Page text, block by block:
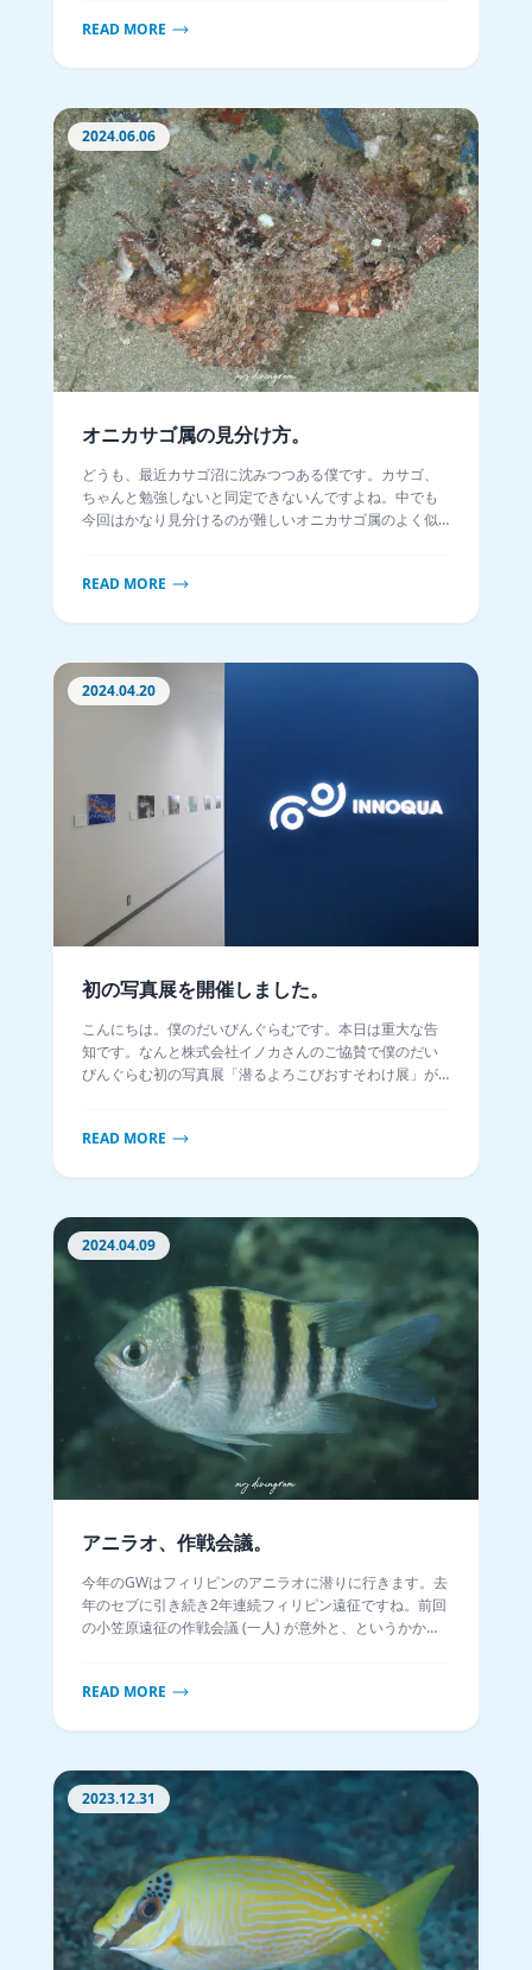
READ MORE
2024.06.06
オニカサゴ属の見分け方。
どうも、最近カサゴ沼に沈みつつある僕です。カサゴ、
ちゃんと勉強しないと同定できないんですよね。中でも
今回はかなり見分けるのが難しいオニカサゴ属のよく似
READ MORE
2024.04.20
初の写真展を開催しました。
こんにちは。僕のだいびんぐらむです。本日は重大な告
知です。なんと株式会社イノカさんのご協賛で僕のだい
びんぐらむ初の写真展「潜るよろこびおすそわけ展」が
READ MORE
2024.04.09
アニラオ、作戦会議。
今年のGWはフィリピンのアニラオに潜りに行きます。去
年のセブに引き続き2年連続フィリピン遠征ですね。前回
の小笠原遠征の作戦会議 (一人) が意外と、というかかな
READ MORE
2023.12.31